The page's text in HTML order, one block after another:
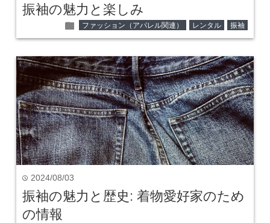
振袖の魅力と楽しみ
folder ファッション（アパレル関連） レンタル 振袖
time 2024/08/03
振袖の魅力と歴史: 着物愛好家のため
の情報